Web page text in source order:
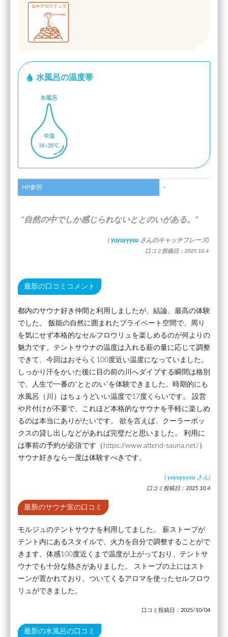
水風呂の温度帯
HP参照 -
”自然の中でしか感じられないととのいがある。”
( yuyuyyyou さんのキャッチフレーズ)
口コミ投稿日：2025.10.4
最新の口コミコメント
都内のサウナ好き仲間と利用しましたが、結論、最高の体験
でした。 飯能の自然に囲まれたプライベート空間で、周り
を気にせず本格的なセルフロウリュを楽しめるのが何よりの
魅力です。テントサウナの温度は入れる薪の量に応じて調整
できて、今回はおそらく100度近い温度になっていました。
しっかり汗をかいた後に目の前の川へダイブする瞬間は格別
で、人生で一番の“ととのい”を体験できました。時期的にも
水風呂（川）はちょうどいい温度で17度くらいです。 設営
や片付けが不要で、これほど本格的なサウナを手軽に楽しめ
るのは本当にありがたいです。 欲を言えば、クーラーボッ
クスの貸し出しなどがあれば完璧だと思いました。 利用に
は事前の予約が必須です（https://www.attend-sauna.net/）
サウナ好きなら一度は体験すべきです。
( yuyuyyyou さん)
口コミ投稿日：2025.10.4
最新のサウナ室の口コミ
モルジュのテントサウナを利用してました。 薪ストーブが
テント内にあるスタイルで、火力を自分で調整することがで
きます。体感100度近くまで温度が上がっており、テントサ
ウナでも十分な熱さがありました。 ストーブの上にはスト
ーンが置かれており、ついてくるアロマを使ったセルフロウ
リュができました。
口コミ投稿日：2025/10/04
最新の水風呂の口コミ